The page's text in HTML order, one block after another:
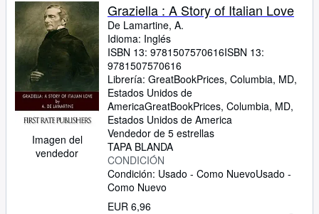
Imagen del
vendedor
Graziella : A Story of Italian Love
De Lamartine, A.
Idioma: Inglés
ISBN 13: 9781507570616ISBN 13:
9781507570616
Librería: GreatBookPrices, Columbia, MD,
Estados Unidos de
AmericaGreatBookPrices, Columbia, MD,
Estados Unidos de America
Vendedor de 5 estrellas
TAPA BLANDA
CONDICIÓN
Condición: Usado - Como NuevoUsado -
Como Nuevo
EUR 6,96